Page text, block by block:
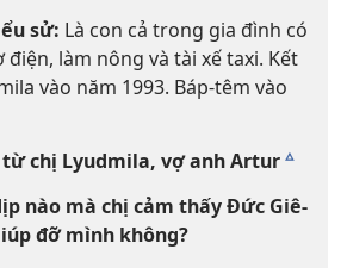
sử: Là con cả trong gia đình có
điện, làm nông và tài xế taxi. Kết
vào năm 1993. Báp-têm vào
từ chị Lyudmila, vợ anh Arturc
nào mà chị cảm thấy Đức Giê-
đỡ mình không?